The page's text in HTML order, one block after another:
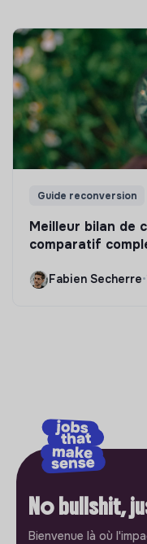
Guide reconversion
Meilleur bilan de
comparatif
Fabien Secherre•
No bullshit,
Bienvenue là où